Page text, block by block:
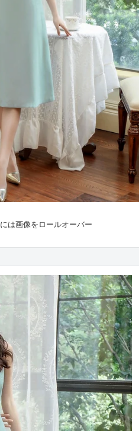
は画像をロールオーバー